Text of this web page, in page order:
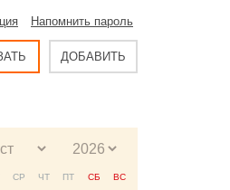
Напомнить пароль
ДОБАВИТЬ
СР ЧТ ПТ СБ ВС